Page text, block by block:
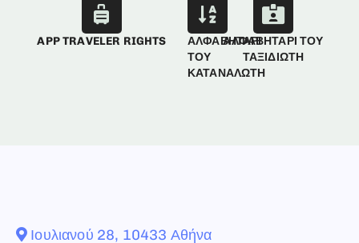
APP TRAVELER RIGHTS
ΑΛΦΑΒΗΤΑΡΙ
ΤΟΥ
ΚΑΤΑΝΑΛΩΤΗ
ΑΛΦΑΒΗΤΑΡΙ ΤΟΥ
ΤΑΞΙΔΙΩΤΗ
Ιουλιανού 28, 10433 Αθήνα